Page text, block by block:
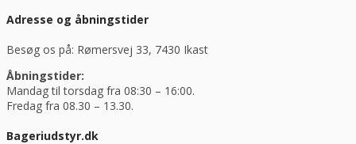
Adresse og åbningstider
Besøg os på: Rømersvej 33, 7430 Ikast
Åbningstider:
Mandag til torsdag fra 08:30 – 16:00.
Fredag fra 08.30 – 13.30.
Bageriudstyr.dk